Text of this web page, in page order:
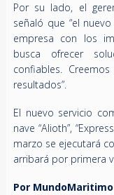
Por su lado, el
señaló que “el
empresa con los
busca ofrecer
confiables.
resultados”.
El nuevo servicio
nave “Alioth”,
marzo se ejecutará
arribará por primera
Por MundoMaritimo